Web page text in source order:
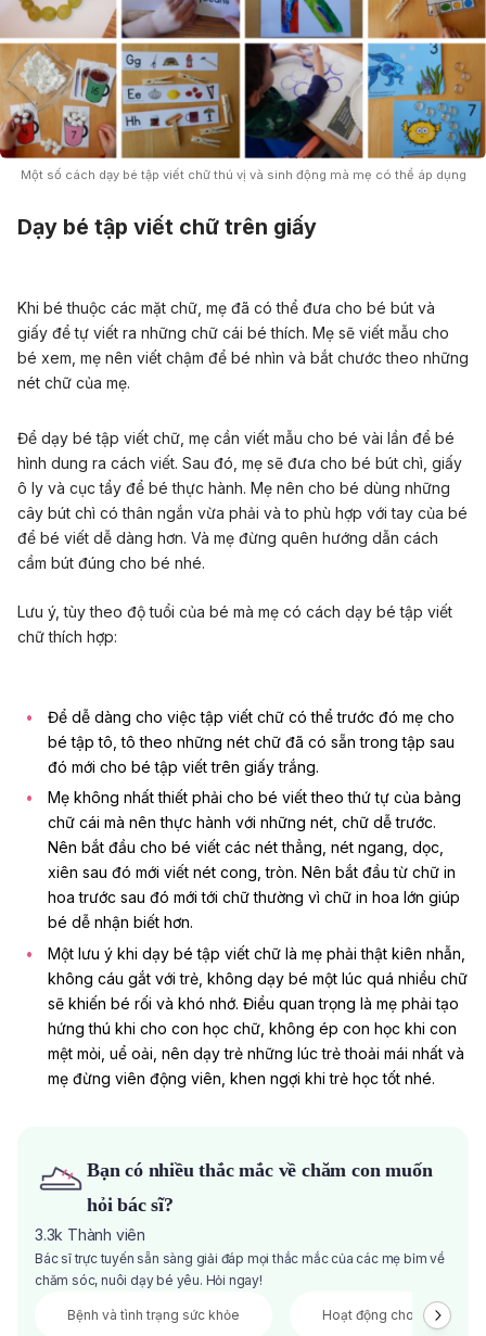
Một số cách dạy bé tập viết chữ thú vị và sinh động mà mẹ có thể áp dụng
Dạy bé tập viết chữ trên giấy
Khi bé thuộc các mặt chữ, mẹ đã có thể đưa cho bé bút và
giấy để tự viết ra những chữ cái bé thích. Mẹ sẽ viết mẫu cho
bé xem, mẹ nên viết chậm để bé nhìn và bắt chước theo những
nét chữ của mẹ.
Để dạy bé tập viết chữ, mẹ cần viết mẫu cho bé vài lần để bé
hình dung ra cách viết. Sau đó, mẹ sẽ đưa cho bé bút chì, giấy
ô ly và cục tẩy để bé thực hành. Mẹ nên cho bé dùng những
cây bút chì có thân ngắn vừa phải và to phù hợp với tay của bé
để bé viết dễ dàng hơn. Và mẹ đừng quên hướng dẫn cách
cầm bút đúng cho bé nhé.
Lưu ý, tùy theo độ tuổi của bé mà mẹ có cách dạy bé tập viết
chữ thích hợp:
Để dễ dàng cho việc tập viết chữ có thể trước đó mẹ cho
bé tập tô, tô theo những nét chữ đã có sẵn trong tập sau
đó mới cho bé tập viết trên giấy trắng.
Mẹ không nhất thiết phải cho bé viết theo thứ tự của bảng
chữ cái mà nên thực hành với những nét, chữ dễ trước.
Nên bắt đầu cho bé viết các nét thẳng, nét ngang, dọc,
xiên sau đó mới viết nét cong, tròn. Nên bắt đầu từ chữ in
hoa trước sau đó mới tới chữ thường vì chữ in hoa lớn giúp
bé dễ nhận biết hơn.
Một lưu ý khi dạy bé tập viết chữ là mẹ phải thật kiên nhẫn,
không cáu gắt với trẻ, không dạy bé một lúc quá nhiều chữ
sẽ khiến bé rối và khó nhớ. Điều quan trọng là mẹ phải tạo
hứng thú khi cho con học chữ, không ép con học khi con
mệt mỏi, uể oải, nên dạy trẻ những lúc trẻ thoải mái nhất và
mẹ đừng viên động viên, khen ngợi khi trẻ học tốt nhé.
Bạn có nhiều thắc mắc về chăm con muốn
hỏi bác sĩ?
3.3k Thành viên
Bác sĩ trực tuyến sẵn sàng giải đáp mọi thắc mắc của các mẹ bỉm về
chăm sóc, nuôi dạy bé yêu. Hỏi ngay!
Bệnh và tình trạng sức khỏe Hoạt động cho bé